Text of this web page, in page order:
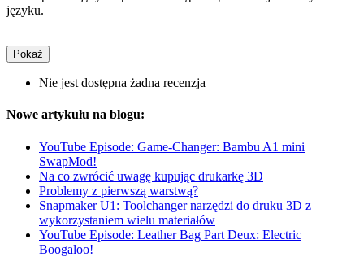
języku.
Pokaż
Nie jest dostępna żadna recenzja
Nowe artykułu na blogu:
YouTube Episode: Game-Changer: Bambu A1 mini
SwapMod!
Na co zwrócić uwagę kupując drukarkę 3D
Problemy z pierwszą warstwą?
Snapmaker U1: Toolchanger narzędzi do druku 3D z
wykorzystaniem wielu materiałów
YouTube Episode: Leather Bag Part Deux: Electric
Boogaloo!